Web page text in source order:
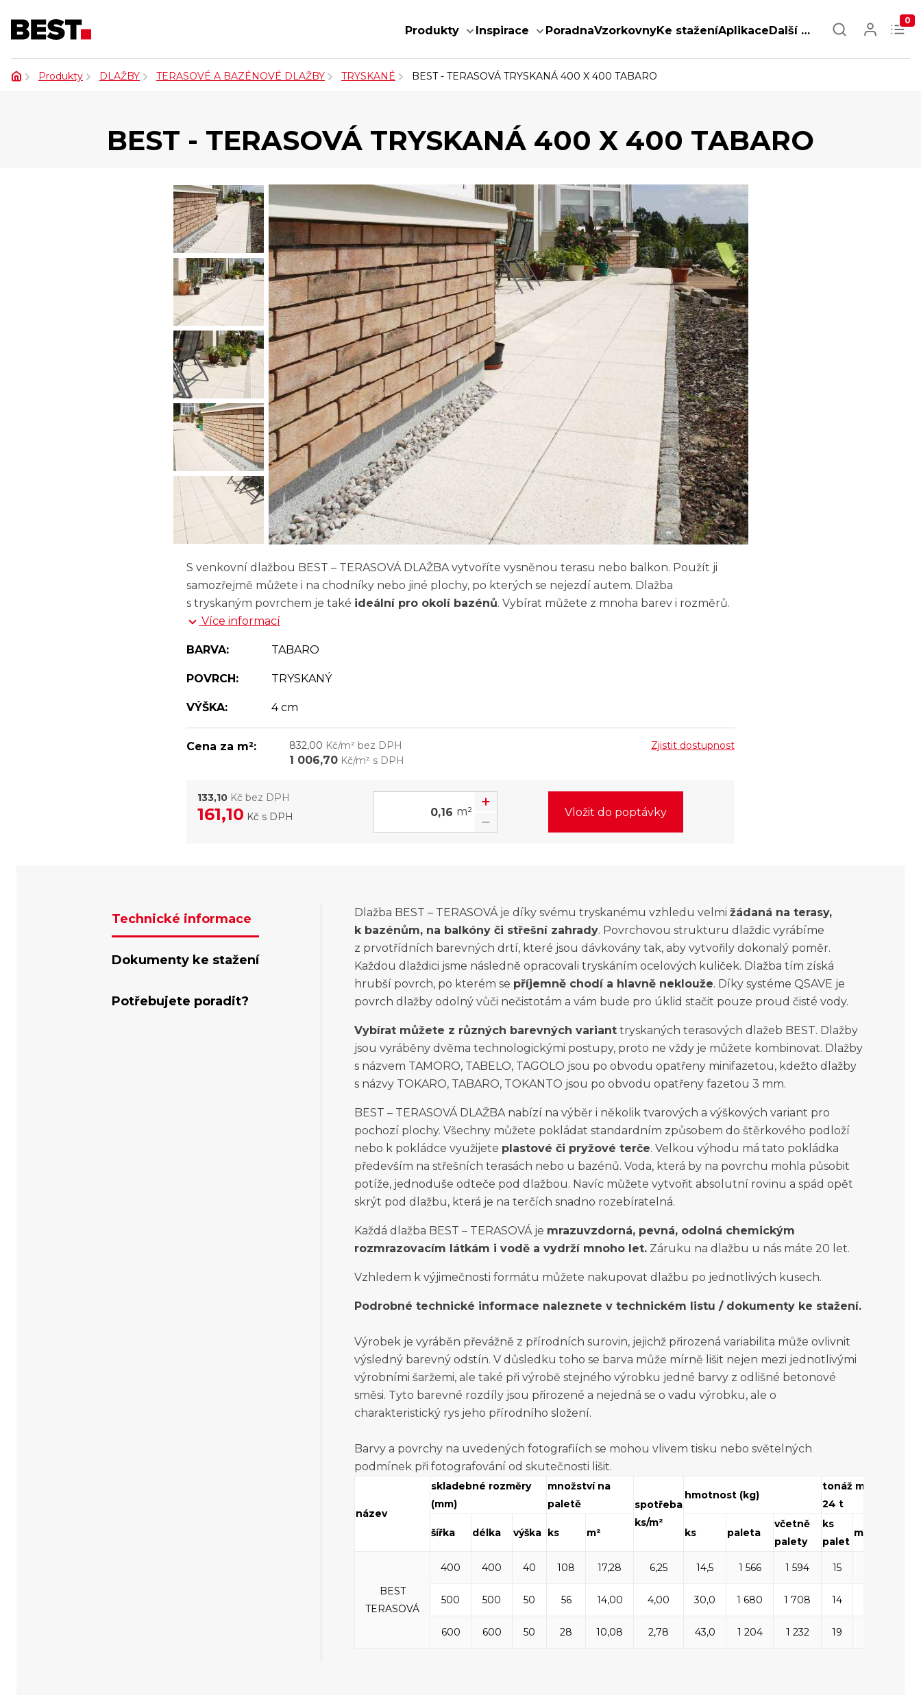
Produkty Inspirace PoradnaVzorkovnyKe staženíAplikaceDalší …
0
Produkty DLAŽBY TERASOVÉ A BAZÉNOVÉ DLAŽBY TRYSKANÉ BEST - TERASOVÁ TRYSKANÁ 400 X 400 TABARO
BEST - TERASOVÁ TRYSKANÁ 400 X 400 TABARO
S venkovní dlažbou BEST – TERASOVÁ DLAŽBA vytvoříte vysněnou terasu nebo balkon. Použít ji
samozřejmě můžete i na chodníky nebo jiné plochy, po kterých se nejezdí autem. Dlažba
s tryskaným povrchem je také ideální pro okolí bazénů. Vybírat můžete z mnoha barev i rozměrů.
Více informací
BARVA: TABARO
POVRCH: TRYSKANÝ
VÝŠKA: 4 cm
Cena za m²: 832,00 Kč/m² bez DPH
1 006,70 Kč/m² s DPH
Zjistit dostupnost
133,10 Kč bez DPH
161,10 Kč s DPH m² Vložit do poptávky
Technické informace
Dokumenty ke stažení
Potřebujete poradit?
Dlažba BEST – TERASOVÁ je díky svému tryskanému vzhledu velmi žádaná na terasy,
k bazénům, na balkóny či střešní zahrady. Povrchovou strukturu dlaždic vyrábíme
z prvotřídních barevných drtí, které jsou dávkovány tak, aby vytvořily dokonalý poměr.
Každou dlaždici jsme následně opracovali tryskáním ocelových kuliček. Dlažba tím získá
hrubší povrch, po kterém se příjemně chodí a hlavně neklouže. Díky systéme QSAVE je
povrch dlažby odolný vůči nečistotám a vám bude pro úklid stačit pouze proud čisté vody.
Vybírat můžete z různých barevných variant tryskaných terasových dlažeb BEST. Dlažby
jsou vyráběny dvěma technologickými postupy, proto ne vždy je můžete kombinovat. Dlažby
s názvem TAMORO, TABELO, TAGOLO jsou po obvodu opatřeny minifazetou, kdežto dlažby
s názvy TOKARO, TABARO, TOKANTO jsou po obvodu opatřeny fazetou 3 mm.
BEST – TERASOVÁ DLAŽBA nabízí na výběr i několik tvarových a výškových variant pro
pochozí plochy. Všechny můžete pokládat standardním způsobem do štěrkového podloží
nebo k pokládce využijete plastové či pryžové terče. Velkou výhodu má tato pokládka
především na střešních terasách nebo u bazénů. Voda, která by na povrchu mohla působit
potíže, jednoduše odteče pod dlažbou. Navíc můžete vytvořit absolutní rovinu a spád opět
skrýt pod dlažbu, která je na terčích snadno rozebíratelná.
Každá dlažba BEST – TERASOVÁ je mrazuvzdorná, pevná, odolná chemickým
rozmrazovacím látkám i vodě a vydrží mnoho let. Záruku na dlažbu u nás máte 20 let.
Vzhledem k výjimečnosti formátu můžete nakupovat dlažbu po jednotlivých kusech.
Podrobné technické informace naleznete v technickém listu / dokumenty ke stažení.
Výrobek je vyráběn převážně z přírodních surovin, jejichž přirozená variabilita může ovlivnit
výsledný barevný odstín. V důsledku toho se barva může mírně lišit nejen mezi jednotlivými
výrobními šaržemi, ale také při výrobě stejného výrobku jedné barvy z odlišné betonové
směsi. Tyto barevné rozdíly jsou přirozené a nejedná se o vadu výrobku, ale o
charakteristický rys jeho přírodního složení.
Barvy a povrchy na uvedených fotografiích se mohou vlivem tisku nebo světelných
podmínek při fotografování od skutečnosti lišit.
název
skladebné rozměry
(mm)
množství na
paletě
spotřeba
ks/m²
hmotnost (kg)
tonáž max. do
24 t
šířka délka výška ks m² ks paleta
včetně
palety
ks
palet
m²
BEST
TERASOVÁ
400 400 40 108 17,28 6,25 14,5 1 566 1 594 15
500 500 50 56 14,00 4,00 30,0 1 680 1 708 14
600 600 50 28 10,08 2,78 43,0 1 204 1 232 19